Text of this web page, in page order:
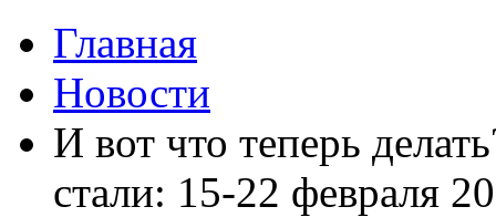
Главная
Новости
И вот что теперь
стали: 15-22 февраля